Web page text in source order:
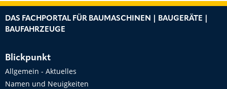
DAS FACHPORTAL FÜR BAUMASCHINEN | BAUGERÄTE |
BAUFAHRZEUGE
Blickpunkt
Allgemein - Aktuelles
Namen und Neuigkeiten